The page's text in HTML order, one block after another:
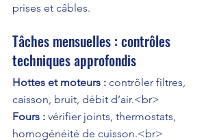
prises et câbles.
Tâches mensuelles : contrôles
techniques approfondis
Hottes et moteurs : contrôler filtres,
Fours : vérifier joints, thermostats,